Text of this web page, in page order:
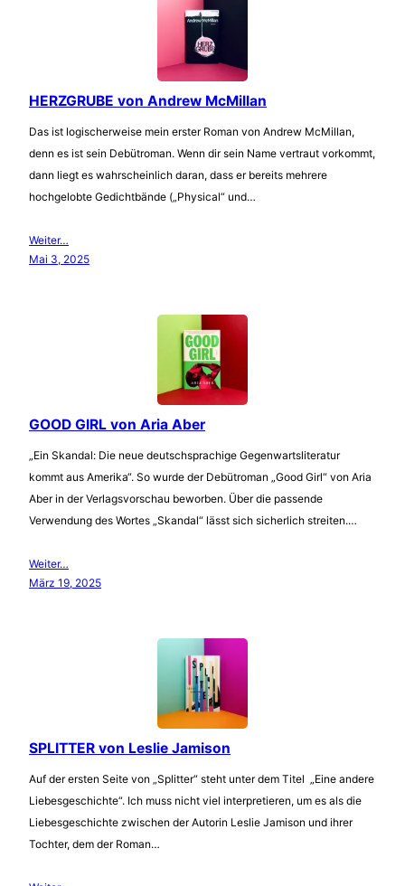
HERZGRUBE von Andrew McMillan
Das ist logischerweise mein erster Roman von Andrew McMillan,
denn es ist sein Debütroman. Wenn dir sein Name vertraut vorkommt,
dann liegt es wahrscheinlich daran, dass er bereits mehrere
hochgelobte Gedichtbände („Physical“ und…
Weiter…
Mai 3, 2025
GOOD GIRL von Aria Aber
„Ein Skandal: Die neue deutschsprachige Gegenwartsliteratur
kommt aus Amerika“. So wurde der Debütroman „Good Girl“ von Aria
Aber in der Verlagsvorschau beworben. Über die passende
Verwendung des Wortes „Skandal“ lässt sich sicherlich streiten.…
Weiter…
März 19, 2025
SPLITTER von Leslie Jamison
Auf der ersten Seite von „Splitter“ steht unter dem Titel „Eine andere
Liebesgeschichte“. Ich muss nicht viel interpretieren, um es als die
Liebesgeschichte zwischen der Autorin Leslie Jamison und ihrer
Tochter, dem der Roman…